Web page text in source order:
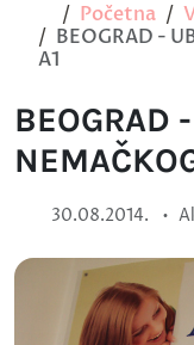
Početna
BEOGRAD -
A1
BEOGRAD
30.08.2014. •